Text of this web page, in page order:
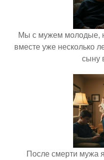
Мы с мужем молодые,
вместе уже несколько
сыну
После смерти мужа